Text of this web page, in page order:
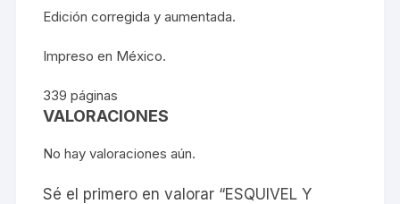
Edición corregida y aumentada.
Impreso en México.
339 páginas
VALORACIONES
No hay valoraciones aún.
Sé el primero en valorar “ESQUIVEL Y